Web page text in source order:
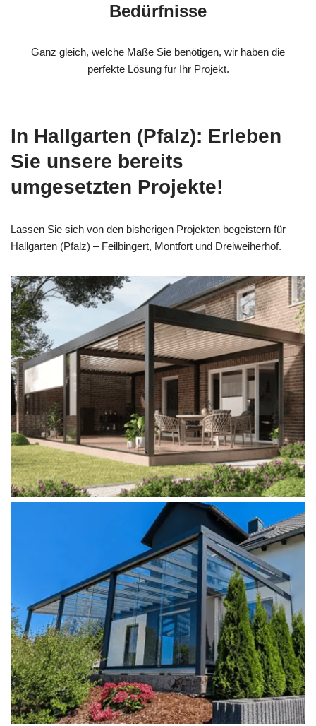
Bedürfnisse
Ganz gleich, welche Maße Sie benötigen, wir haben die
perfekte Lösung für Ihr Projekt.
In Hallgarten (Pfalz): Erleben
Sie unsere bereits
umgesetzten Projekte!
Lassen Sie sich von den bisherigen Projekten begeistern für
Hallgarten (Pfalz) – Feilbingert, Montfort und Dreiweiherhof.